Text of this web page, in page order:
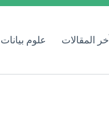
آخر المقالات علوم بيانات